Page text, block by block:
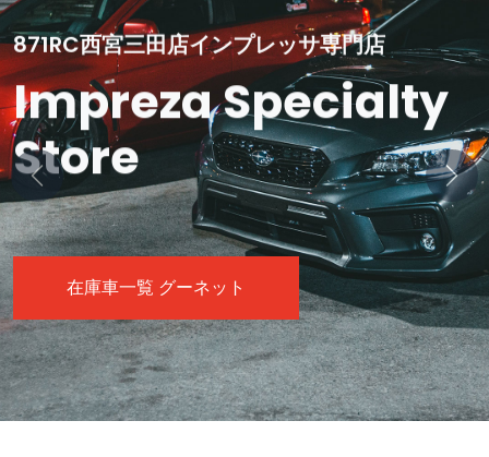
871RC西宮三田店インプレッサ専門店
Impreza Specialty
Store
在庫車一覧 グーネット
Previous Next